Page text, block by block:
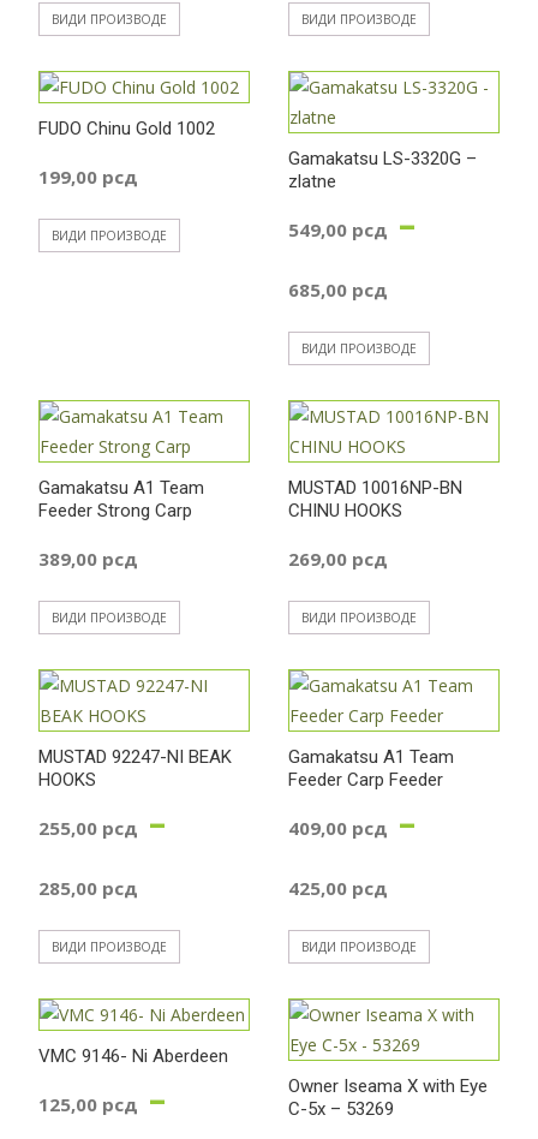
ВИДИ ПРОИЗВОДЕ ВИДИ ПРОИЗВОДЕ
FUDO Chinu Gold 1002
199,00 рсд
ВИДИ ПРОИЗВОДЕ
Gamakatsu LS-3320G –
zlatne
549,00 рсд –
685,00 рсд
цена:
од
549,00
до
ВИДИ ПРОИЗВОДЕ
Gamakatsu A1 Team
Feeder Strong Carp
389,00 рсд
ВИДИ ПРОИЗВОДЕ
MUSTAD 10016NP-BN
CHINU HOOKS
269,00 рсд
ВИДИ ПРОИЗВОДЕ
MUSTAD 92247-NI BEAK
HOOKS
255,00 рсд –
285,00 рсд
цена:
од
255,00 рсд
ВИДИ ПРОИЗВОДЕ
Gamakatsu A1 Team
Feeder Carp Feeder
409,00 рсд –
425,00 рсд
цена:
од
409,00
до
ВИДИ ПРОИЗВОДЕ
VMC 9146- Ni Aberdeen
125,00 рсд –
Owner Iseama X with Eye
C-5x – 53269